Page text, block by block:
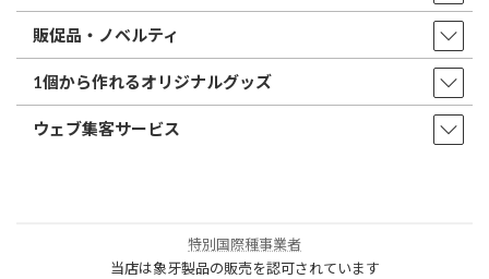
販促品・ノベルティ
1個から作れるオリジナルグッズ
ウェブ集客サービス
特別国際種事業者
当店は象牙製品の販売を認可されています